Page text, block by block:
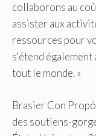
collaborons au
assister aux
ressources pour
s'étend
tout le monde. »
Brasier Con
des soutiens-